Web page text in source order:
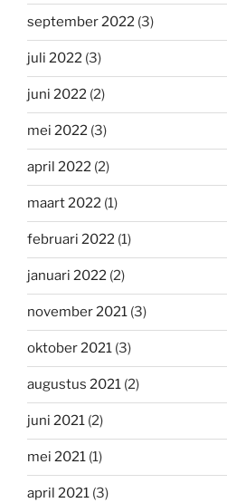
september 2022 (3)
juli 2022 (3)
juni 2022 (2)
mei 2022 (3)
april 2022 (2)
maart 2022 (1)
februari 2022 (1)
januari 2022 (2)
november 2021 (3)
oktober 2021 (3)
augustus 2021 (2)
juni 2021 (2)
mei 2021 (1)
april 2021 (3)